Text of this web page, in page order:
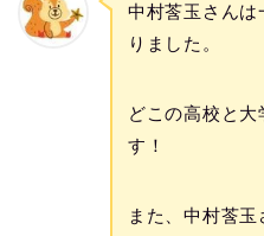
中村莟玉さんは
りました。
どこの高校と
す！
また、中村莟